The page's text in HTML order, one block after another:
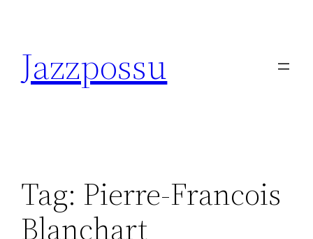
content
Jazzpossu
Tag: Pierre-Francois
Blanchart